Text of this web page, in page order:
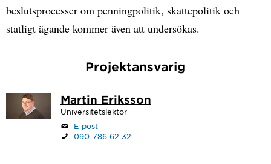
beslutsprocesser om penningpolitik, skattepolitik och
statligt ägande kommer även att undersökas.
Projektansvarig
Martin Eriksson
Universitetslektor
E-post
090-786 62 32